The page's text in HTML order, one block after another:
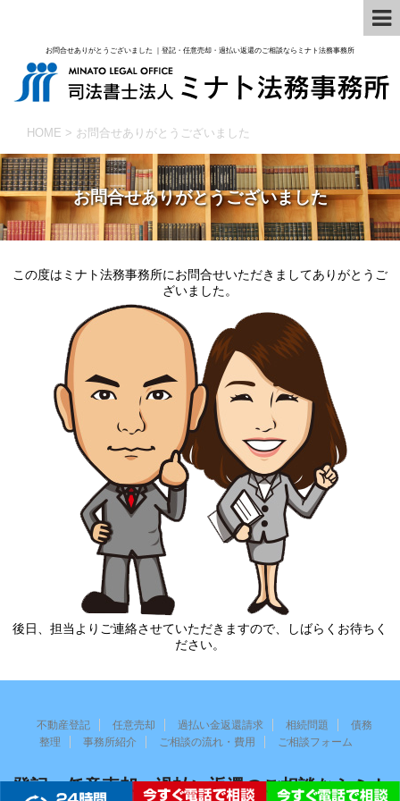
お問合せありがとうございました ｜登記・任意売却・過払い返還のご相談ならミナト法務事務所
HOME > お問合せありがとうございました
お問合せありがとうございました
この度はミナト法務事務所にお問合せいただきましてありがとうご
ざいました。
後日、担当よりご連絡させていただきますので、しばらくお待ちく
ださい。
不動産登記 任意売却 過払い金返還請求 相続問題
債務
整理
事務所紹介 ご相談の流れ・費用 ご相談フォーム
登記・任意売却・過払い返還のご相談ならミナ